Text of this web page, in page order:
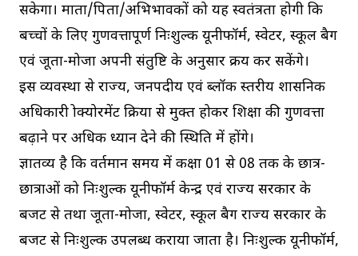
सकेगा। माता/पिता/अभिभावकों को यह स्वतंत्रता होगी कि
बच्चों के लिए गुणवत्तापूर्ण निःशुल्क यूनीफॉर्म, स्वेटर, स्कूल बैग
एवं जूता-मोजा अपनी संतुष्टि के अनुसार क्रय कर सकेंगे।
इस व्यवस्था से राज्य, जनपदीय एवं ब्लॉक स्तरीय प्रशासनिक
अधिकारी प्रोक्योरमेंट प्रक्रिया से मुक्त होकर शिक्षा की गुणवत्ता
बढ़ाने पर अधिक ध्यान देने की स्थिति में होंगे।
ज्ञातव्य है कि वर्तमान समय में कक्षा 01 से 08 तक के छात्र-
छात्राओं को निःशुल्क यूनीफॉर्म केन्द्र एवं राज्य सरकार के
बजट से तथा जूता-मोजा, स्वेटर, स्कूल बैग राज्य सरकार के
बजट से निःशुल्क उपलब्ध कराया जाता है। निःशुल्क यूनीफॉर्म,